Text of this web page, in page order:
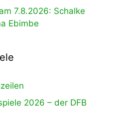
7.8.2026: Schalke
Ebimbe
2026 – der DFB